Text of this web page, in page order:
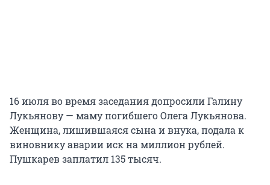
16 июля во время заседания допросили Галину
Лукьянову — маму погибшего Олега Лукьянова.
Женщина, лишившаяся сына и внука, подала к
виновнику аварии иск на миллион рублей.
Пушкарев заплатил 135 тысяч.